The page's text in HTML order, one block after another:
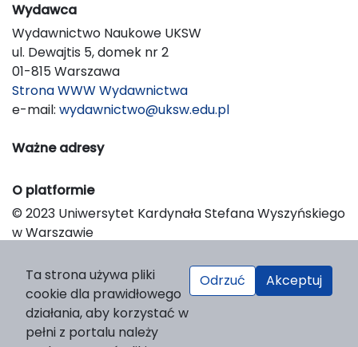
Wydawca
Wydawnictwo Naukowe UKSW
ul. Dewajtis 5, domek nr 2
01-815 Warszawa
Strona WWW Wydawnictwa
e-mail: wydawnictwo@uksw.edu.pl
Ważne adresy
O platformie
© 2023 Uniwersytet Kardynała Stefana Wyszyńskiego
w Warszawie
Platform & Workflow by OJS/PKP
Ta strona używa pliki
cookie dla prawidłowego
działania, aby korzystać w
pełni z portalu należy
Odrzuć Akceptuj